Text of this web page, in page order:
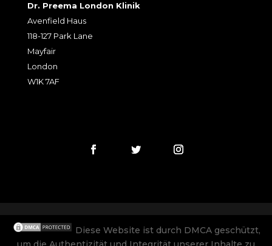
Dr. Preema London Klinik
Avenfield Haus
118-127 Park Lane
Mayfair
London
W1K 7AF
Diese Website ist durch DMCA geschützt,